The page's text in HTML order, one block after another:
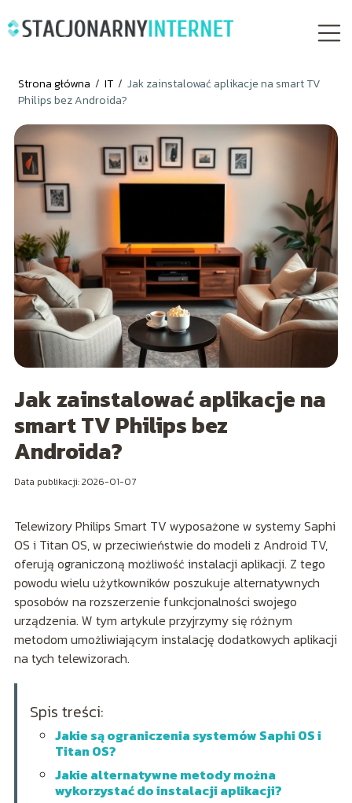
Strona główna / IT / Jak zainstalować aplikacje na smart TV
Philips bez Androida?
Jak zainstalować aplikacje na
smart TV Philips bez
Androida?
Data publikacji: 2026-01-07
Telewizory Philips Smart TV wyposażone w systemy Saphi
OS i Titan OS, w przeciwieństwie do modeli z Android TV,
oferują ograniczoną możliwość instalacji aplikacji. Z tego
powodu wielu użytkowników poszukuje alternatywnych
sposobów na rozszerzenie funkcjonalności swojego
urządzenia. W tym artykule przyjrzymy się różnym
metodom umożliwiającym instalację dodatkowych aplikacji
na tych telewizorach.
Spis treści:
Jakie są ograniczenia systemów Saphi OS i
Titan OS?
Jakie alternatywne metody można
wykorzystać do instalacji aplikacji?